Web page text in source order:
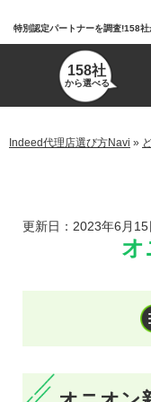
特別認定パートナーを調査!158社
158社
から選べる
Indeed代理店選び方Navi »
更新日：2023年6月15
オ